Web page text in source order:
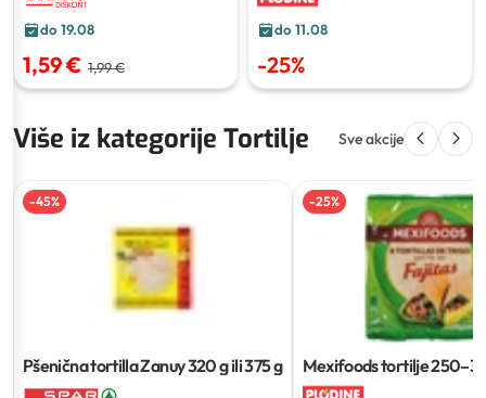
do 19.08
1,59 € 1,99 €
do 11.08
-25%
Više iz kategorije Tortilje Sve akcije
-45%
Pšenična tortilla Zanuy320 g ili 375 g
-25%
Mexifoods tortilje